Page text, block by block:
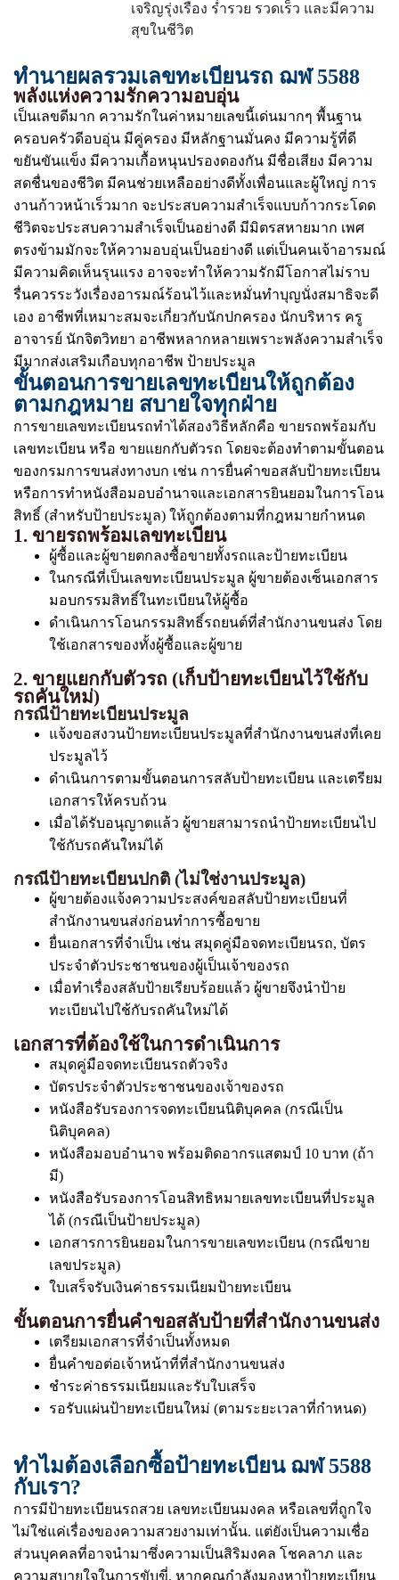
เจริญรุ่งเรือง ร่ำรวย รวดเร็ว และมีความ
สุขในชีวิต
ทำนายผลรวมเลขทะเบียนรถ ฌฬ 5588
พลังแห่งความรักความอบอุ่น
เป็นเลขดีมาก ความรักในค่าหมายเลขนี้เด่นมากๆ พื้นฐาน
ครอบครัวดีอบอุ่น มีคู่ครอง มีหลักฐานมั่นคง มีความรู้ที่ดี
ขยันขันแข็ง มีความเกื้อหนุนปรองดองกัน มีชื่อเสียง มีความ
สดชื่นของชีวิต มีคนช่วยเหลืออย่างดีทั้งเพื่อนและผู้ใหญ่ การ
งานก้าวหน้าเร็วมาก จะประสบความสำเร็จแบบก้าวกระโดด
ชีวิตจะประสบความสำเร็จเป็นอย่างดี มีมิตรสหายมาก เพศ
ตรงข้ามมักจะให้ความอบอุ่นเป็นอย่างดี แต่เป็นคนเจ้าอารมณ์
มีความคิดเห็นรุนแรง อาจจะทำให้ความรักมีโอกาสไม่ราบ
รื่นควรระวังเรื่องอารมณ์ร้อนไว้และหมั่นทำบุญนั่งสมาธิจะดี
เอง อาชีพที่เหมาะสมจะเกี่ยวกับนักปกครอง นักบริหาร ครู
อาจารย์ นักจิตวิทยา อาชีพหลากหลายเพราะพลังความสำเร็จ
มีมากส่งเสริมเกือบทุกอาชีพ ป้ายประมูล
ขั้นตอนการขายเลขทะเบียนให้ถูกต้อง
ตามกฎหมาย สบายใจทุกฝ่าย
การขายเลขทะเบียนรถทำได้สองวิธีหลักคือ ขายรถพร้อมกับ
เลขทะเบียน หรือ ขายแยกกับตัวรถ โดยจะต้องทำตามขั้นตอน
ของกรมการขนส่งทางบก เช่น การยื่นคำขอสลับป้ายทะเบียน
หรือการทำหนังสือมอบอำนาจและเอกสารยินยอมในการโอน
สิทธิ์ (สำหรับป้ายประมูล) ให้ถูกต้องตามที่กฎหมายกำหนด
1. ขายรถพร้อมเลขทะเบียน
ผู้ซื้อและผู้ขายตกลงซื้อขายทั้งรถและป้ายทะเบียน
ในกรณีที่เป็นเลขทะเบียนประมูล ผู้ขายต้องเซ็นเอกสาร
มอบกรรมสิทธิ์ในทะเบียนให้ผู้ซื้อ
ดำเนินการโอนกรรมสิทธิ์รถยนต์ที่สำนักงานขนส่ง โดย
ใช้เอกสารของทั้งผู้ซื้อและผู้ขาย
2. ขายแยกกับตัวรถ (เก็บป้ายทะเบียนไว้ใช้กับ
รถคันใหม่)
กรณีป้ายทะเบียนประมูล
แจ้งขอสงวนป้ายทะเบียนประมูลที่สำนักงานขนส่งที่เคย
ประมูลไว้
ดำเนินการตามขั้นตอนการสลับป้ายทะเบียน และเตรียม
เอกสารให้ครบถ้วน
เมื่อได้รับอนุญาตแล้ว ผู้ขายสามารถนำป้ายทะเบียนไป
ใช้กับรถคันใหม่ได้
กรณีป้ายทะเบียนปกติ (ไม่ใช่งานประมูล)
ผู้ขายต้องแจ้งความประสงค์ขอสลับป้ายทะเบียนที่
สำนักงานขนส่งก่อนทำการซื้อขาย
ยื่นเอกสารที่จำเป็น เช่น สมุดคู่มือจดทะเบียนรถ, บัตร
ประจำตัวประชาชนของผู้เป็นเจ้าของรถ
เมื่อทำเรื่องสลับป้ายเรียบร้อยแล้ว ผู้ขายจึงนำป้าย
ทะเบียนไปใช้กับรถคันใหม่ได้
เอกสารที่ต้องใช้ในการดำเนินการ
สมุดคู่มือจดทะเบียนรถตัวจริง
บัตรประจำตัวประชาชนของเจ้าของรถ
หนังสือรับรองการจดทะเบียนนิติบุคคล (กรณีเป็น
นิติบุคคล)
หนังสือมอบอำนาจ พร้อมติดอากรแสตมป์ 10 บาท (ถ้า
มี)
หนังสือรับรองการโอนสิทธิหมายเลขทะเบียนที่ประมูล
ได้ (กรณีเป็นป้ายประมูล)
เอกสารการยินยอมในการขายเลขทะเบียน (กรณีขาย
เลขประมูล)
ใบเสร็จรับเงินค่าธรรมเนียมป้ายทะเบียน
ขั้นตอนการยื่นคำขอสลับป้ายที่สำนักงานขนส่ง
เตรียมเอกสารที่จำเป็นทั้งหมด
ยื่นคำขอต่อเจ้าหน้าที่ที่สำนักงานขนส่ง
ชำระค่าธรรมเนียมและรับใบเสร็จ
รอรับแผ่นป้ายทะเบียนใหม่ (ตามระยะเวลาที่กำหนด)
ทำไมต้องเลือกซื้อป้ายทะเบียน ฌฬ 5588
กับเรา?
การมีป้ายทะเบียนรถสวย เลขทะเบียนมงคล หรือเลขที่ถูกใจ
ไม่ใช่แค่เรื่องของความสวยงามเท่านั้น. แต่ยังเป็นความเชื่อ
ส่วนบุคคลที่อาจนำมาซึ่งความเป็นสิริมงคล โชคลาภ และ
ความสบายใจในการขับขี่. หากคุณกำลังมองหาป้ายทะเบียน